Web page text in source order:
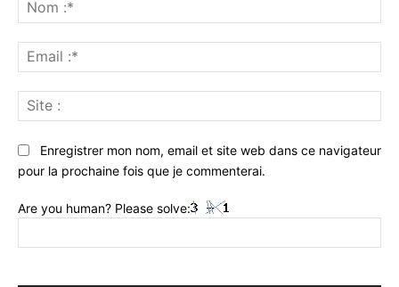
:*
:*
:
Enregistrer mon nom, email et site web dans ce navigateur
pour la prochaine fois que je commenterai.
Are you human? Please solve: